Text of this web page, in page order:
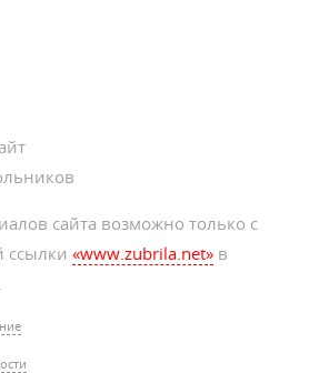
сайта возможно только с
ссылки«www.zubrila.net» в